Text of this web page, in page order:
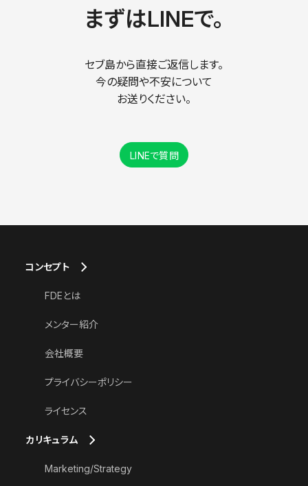
まずはLINEで。
セブ島から直接ご返信します。
今の疑問や不安について
お送りください。
LINEで質問
コンセプト
FDEとは
メンター紹介
会社概要
プライバシーポリシー
ライセンス
カリキュラム
Marketing/Strategy